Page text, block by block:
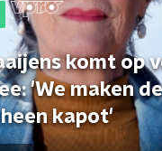
komt op
'We maken
kapot'